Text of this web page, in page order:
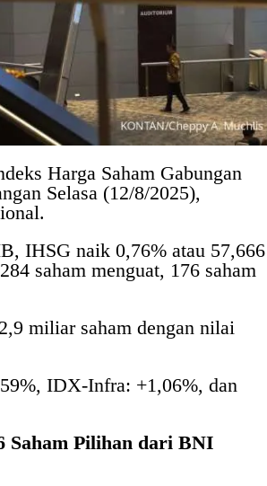
Harga Saham Gabungan
Selasa (12/8/2025),
IHSG naik 0,76% atau 57,666
saham menguat, 176 saham
miliar saham dengan nilai
IDX-Infra: +1,06%, dan
Saham Pilihan dari BNI